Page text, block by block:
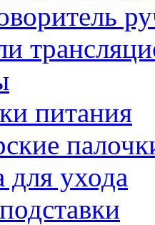
питания
для ухода